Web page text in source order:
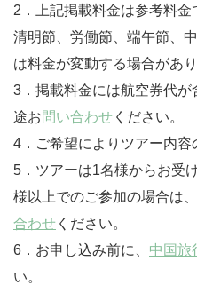
2．上記掲載料金は参考料金
清明節、労働節、端午節、
は料金が変動する場合があ
3．掲載料金には航空券代が
途お問い合わせ ください。
4．ご希望によりツアー内容
5．ツアーは1名様からお受
様以上でのご参加の場合は
合わせ ください。
6．お申し込み前に、 中国旅
い。